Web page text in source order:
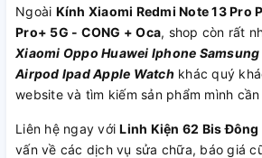
Ngoài Kính Xiaomi Redmi Note 13 Pro
Pro+ 5G - CONG + Oca, shop còn rất
Xiaomi Oppo Huawei Iphone Samsung
Airpod IpadApple Watch khác quý
website và tìm kiếm sản phẩm mình cần
Liên hệ ngay vớiLinh Kiện 62 Bis Đông
vấn về các dịch vụ sửa chữa, báo giá